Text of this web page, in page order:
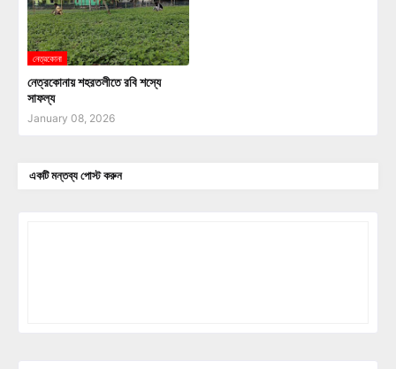
নেত্রকোনা
নেত্রকোনায় শহরতলীতে রবি শস্যে
সাফল্য
January 08, 2026
একটি মন্তব্য পোস্ট করুন